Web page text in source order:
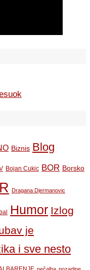
Biznis Blog
Bojan Cukic BOR Borsko
Dragana Djermanovic
Humor Izlog
je
i sve nesto